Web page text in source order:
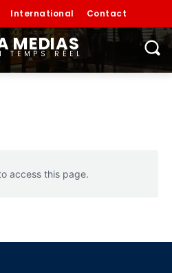
International Contact
MEDIAS
TEMPS RÉEL
access this page.